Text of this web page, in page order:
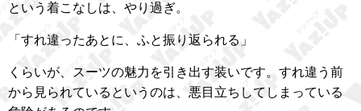
という着こなしは、やり過ぎ。
「すれ違ったあとに、ふと振り返られる」
くらいが、スーツの魅力を引き出す装いです。すれ違う前
から見られているというのは、悪目立ちしてしまっている